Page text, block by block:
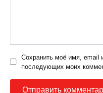
Сохранить моё имя, email
последующих моих